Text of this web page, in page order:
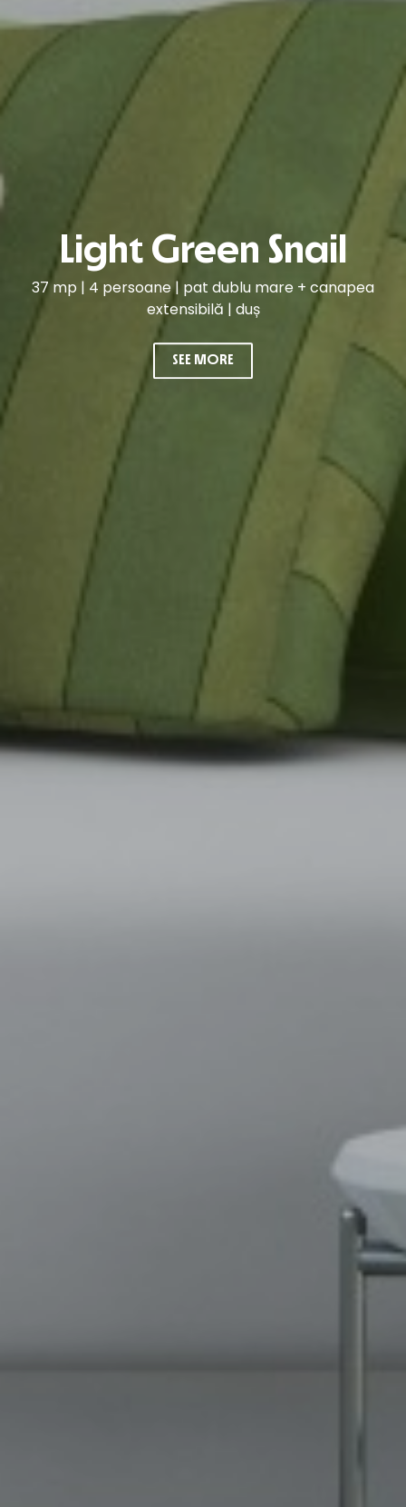
Light Green Snail
37 mp | 4 persoane | pat dublu mare + canapea
extensibilă | duș
SEE MORE